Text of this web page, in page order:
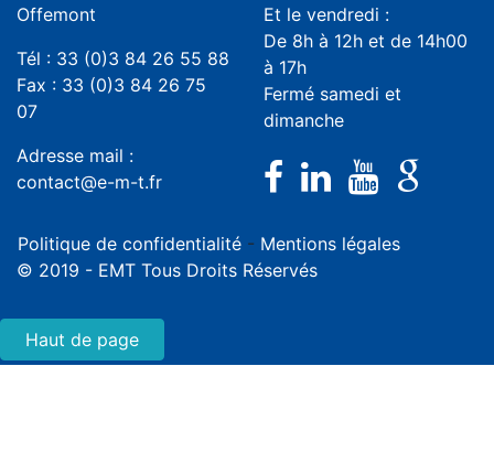
Offemont
Tél : 33 (0)3 84 26 55 88
Fax : 33 (0)3 84 26 75
07
Adresse mail :
contact@e-m-t.fr
Et le vendredi :
De 8h à 12h et de 14h00
à 17h
Fermé samedi et
dimanche
Politique de confidentialité - Mentions légales
© 2019 - EMT Tous Droits Réservés
Haut de page